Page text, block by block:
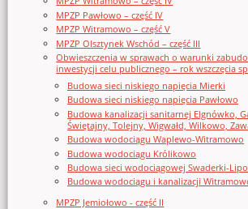
MPZP Pawłowo – część IV
MPZP Witramowo – część V
MPZP Olsztynek Wschód – część III
Obwieszczenia w sprawach o warunki
inwestycji celu publicznego – rok wszczęcia
Budowa sieci niskiego napięcia Mierki
Budowa sieci niskiego napięcia Pawłowo
Budowa kanalizacji sanitarnej Elgnówko,
Świętajny, Tolejny, Wigwałd, Wilkowo,
Budowa wodociągu Waplewo-Witramowo
Budowa wodociągu Królikowo
Budowa sieci wodociągowej Swaderki-
Budowa wodociągu i kanalizacji
MPZP Jemiołowo - część II